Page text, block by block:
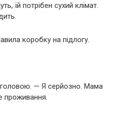
їй потрібен сухий клімат.
коробку на підлогу.
головою. — Я серйозно. Мама
проживання.